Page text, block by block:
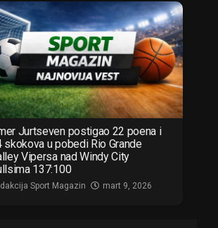
Jurtseven postigao 22 poena i
skokova u pobedi Rio Grande
Vipersa nad Windy City
137:100
Sport Magazin mart 9, 2026